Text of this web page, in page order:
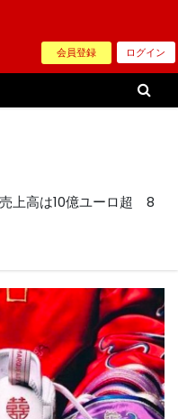
会員登録 ログイン
上高は10億ユーロ超 8